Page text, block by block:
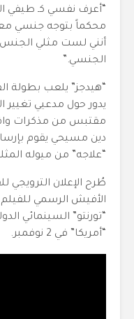
“أعرف نفسي كـ طيفي
محكماً بتوجه جنسي
أنني لست مثلي الجنس
الجنسي.”
يدور حول مدعيي تغيير
مقتبس من مذكرات
دين مسيحي يقوم
“علاجه” من ميوله
طُرح الإعلان الترويجي
الأفيش الرسمي
“تورنتو” السينمائي
“أمريكا” في 2 نوفمبر.